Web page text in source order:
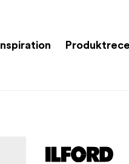
Inspiration